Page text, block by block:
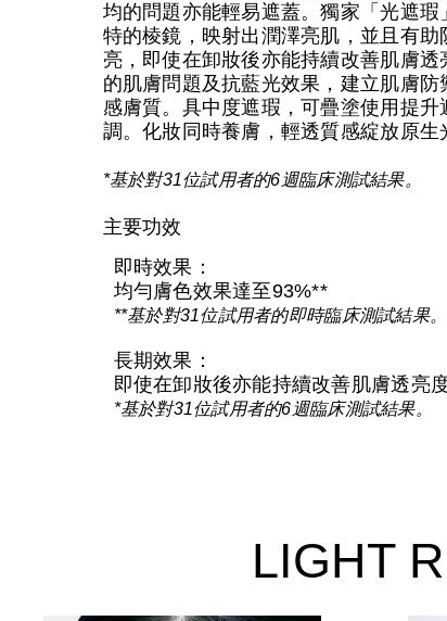
均的問題亦能輕易遮蓋。獨家「光遮
特的棱鏡，映射出潤澤亮肌，並且有
亮，即使在卸妝後亦能持續改善肌膚
的肌膚問題及抗藍光效果，建立肌膚
感膚質。具中度遮瑕，可疊塗使用提
調。化妝同時養膚，輕透質感綻放原生
*基於對31位試用者的6週臨床測試結果。
主要功效
即時效果：
均勻膚色效果達至93%**
**基於對31位試用者的即時臨床測試結果。
長期效果：
即使在卸妝後亦能持續改善肌膚透亮
*基於對31位試用者的6週臨床測試結果。
LIGHT